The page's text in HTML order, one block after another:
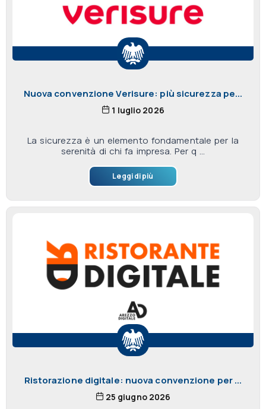
Nuova convenzione Verisure: più sicurezza pe...
1 luglio 2026
La sicurezza è un elemento fondamentale per la
serenità di chi fa impresa. Per q ...
Leggi di più
Ristorazione digitale: nuova convenzione per ...
25 giugno 2026